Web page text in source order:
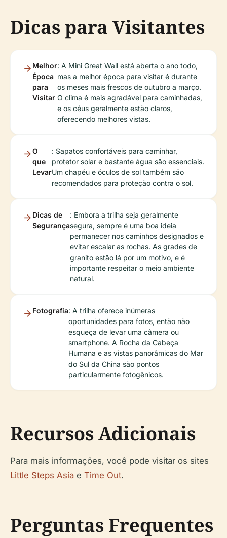
Dicas para Visitantes
Melhor
Época
para
Visitar
: A Mini Great Wall está aberta o ano todo,
mas a melhor época para visitar é durante
os meses mais frescos de outubro a março.
O clima é mais agradável para caminhadas,
e os céus geralmente estão claros,
oferecendo melhores vistas.
O
que
Levar
: Sapatos confortáveis para caminhar,
protetor solar e bastante água são essenciais.
Um chapéu e óculos de sol também são
recomendados para proteção contra o sol.
Dicas de
Segurança
: Embora a trilha seja geralmente
segura, sempre é uma boa ideia
permanecer nos caminhos designados e
evitar escalar as rochas. As grades de
granito estão lá por um motivo, e é
importante respeitar o meio ambiente
natural.
Fotografia: A trilha oferece inúmeras
oportunidades para fotos, então não
esqueça de levar uma câmera ou
smartphone. A Rocha da Cabeça
Humana e as vistas panorâmicas do Mar
do Sul da China são pontos
particularmente fotogênicos.
Recursos Adicionais
Para mais informações, você pode visitar os sites
Little Steps Asia e Time Out.
Perguntas Frequentes